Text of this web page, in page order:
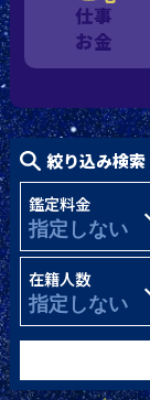
仕事
お金
絞り込み検索
鑑定料金
在籍人数